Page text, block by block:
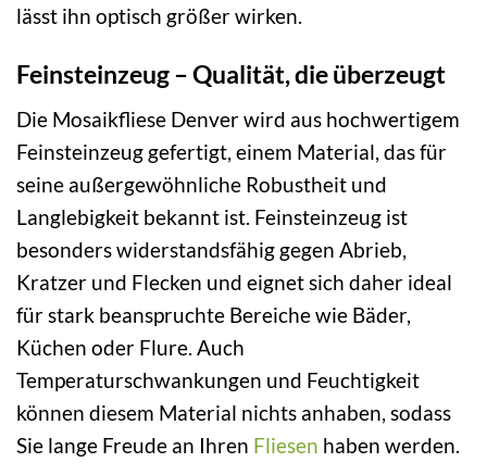
lässt ihn optisch größer wirken.
Feinsteinzeug – Qualität, die überzeugt
Die Mosaikfliese Denver wird aus hochwertigem
Feinsteinzeug gefertigt, einem Material, das für
seine außergewöhnliche Robustheit und
Langlebigkeit bekannt ist. Feinsteinzeug ist
besonders widerstandsfähig gegen Abrieb,
Kratzer und Flecken und eignet sich daher ideal
für stark beanspruchte Bereiche wie Bäder,
Küchen oder Flure. Auch
Temperaturschwankungen und Feuchtigkeit
können diesem Material nichts anhaben, sodass
Sie lange Freude an Ihren Fliesen haben werden.